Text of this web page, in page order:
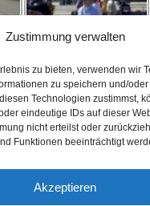
Zustimmung verwalten
zu bieten, verwenden wir
zu speichern und/
Technologien zustimmst,
eindeutige IDs auf dieser
nicht erteilst oder
Funktionen beeinträchtigt
Akzeptieren